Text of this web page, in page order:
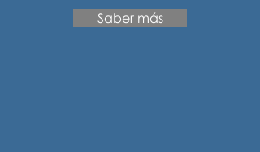
Saber más